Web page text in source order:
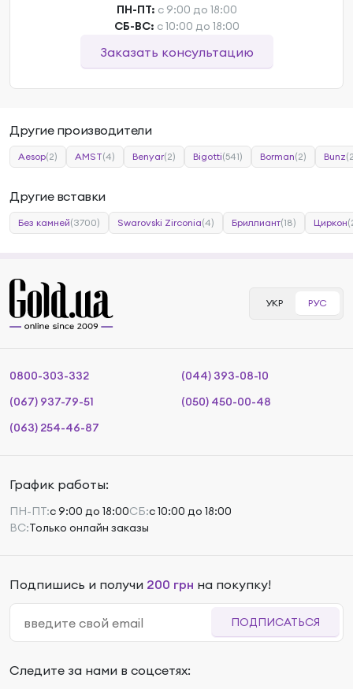
ПН-ПТ: с 9:00 до 18:00
СБ-ВС: с 10:00 до 18:00
Заказать консультацию
Другие производители
Aesop(2) AMST(4) Benyar(2) Bigotti(541) Borman(2) Bunz
Другие вставки
Без камней(3700) Swarovski Zirconia(4) Бриллиант(18) Циркон
УКР РУС
0800-303-332
(044) 393-08-10
(067) 937-79-51
(050) 450-00-48
(063) 254-46-87
График работы:
ПН-ПТ:с 9:00 до 18:00СБ:с 10:00 до 18:00
ВС:Только онлайн заказы
Подпишись и получи 200 грн на покупку!
ПОДПИСАТЬСЯ
Следите за нами в соцсетях: